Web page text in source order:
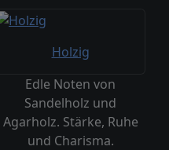
Holzig
Edle Noten von
Sandelholz und
Agarholz. Stärke, Ruhe
und Charisma.